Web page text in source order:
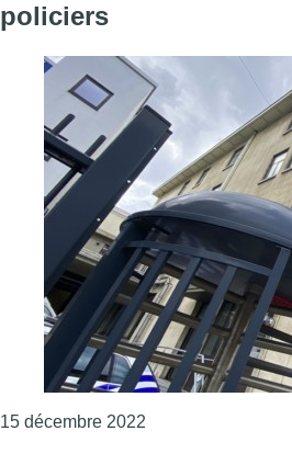
policiers
15 décembre 2022